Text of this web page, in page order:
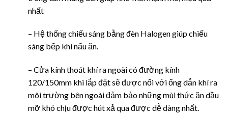
nhất
– Hệ thống chiếu sáng bằng đèn Halogen giúp chiếu
sáng bếp khi nấu ăn.
– Cửa kính thoát khí ra ngoài có đường kính
120/150mm khi lắp đặt sẽ được nối với ống dẫn khí ra
môi trường bên ngoài đảm bảo những mùi thức ăn dầu
mỡ khó chịu được hút xả qua được dễ dàng nhất.